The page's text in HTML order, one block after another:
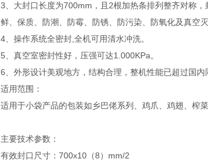
3、大封口长度为700mm，且2根加热条排列整齐对称
鲜、保质、防潮、防霉、防锈、防污染、防氧化及真空
4、操作系统全密封,全机可用清水冲洗。
5、真空室密封性好，压强可达1.000KPa。
6、外形设计美观地方，结构合理，整机性能已超过国
适用范围：
适用于小袋产品的包装如乡巴佬系列、鸡爪、鸡翅、榨菜
主要技术参数：
有效封口尺寸：700x10（8）mm/2